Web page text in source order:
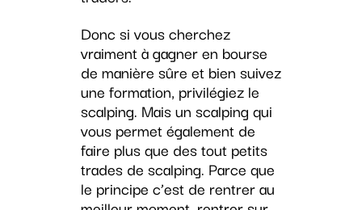
Donc si vous cherchez
vraiment à gagner en bourse
de manière sûre et bien suivez
une formation, privilégiez le
scalping. Mais un scalping qui
vous permet également de
faire plus que des tout petits
trades de scalping. Parce que
le principe c’est de rentrer au